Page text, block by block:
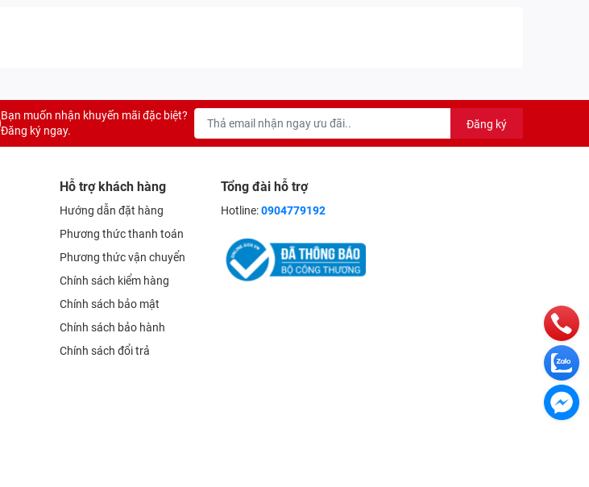
Bạn muốn nhận khuyến mãi đặc biệt?
Đăng ký ngay.
Đăng ký
Hỗ trợ khách hàng
Hướng dẫn đặt hàng
Phương thức thanh toán
Phương thức vận chuyển
Chính sách kiểm hàng
Chính sách bảo mật
Chính sách bảo hành
Chính sách đổi trả
Tổng đài hỗ trợ
Hotline:0904779192